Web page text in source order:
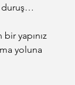
duruş…
bir yapınız
yoluna